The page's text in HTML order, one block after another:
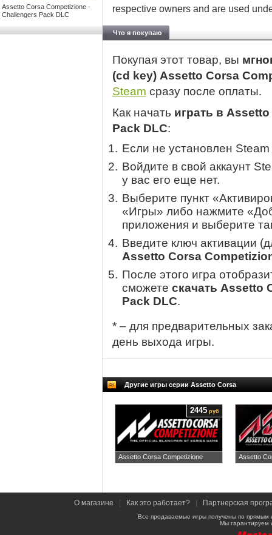
Assetto Corsa Competizione -
Challengers Pack DLC
respective owners and are used
Что я покупаю
Покупая этот товар, вы
(cd key) Assetto Corsa
Steam сразу после оплаты.
Как начать играть в
Pack DLC:
Если не установлен
Войдите в свой аккаунт
у вас его еще нет.
Выберите пункт
«Игры» либо нажмите
приложения и выберите
Введите ключ активации
Assetto Corsa
После этого игра
сможете скачать Assetto
Pack DLC.
* – для предварительных
день выхода игры.
Другие игры серии Assetto Corsa
Assetto Corsa Competizione
2445 руб
Assetto
О магазине Как это работает? Партнерская
Все продаваемые игры получены по
Мы гарантируем